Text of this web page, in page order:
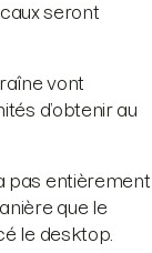
seront
vont
d’obtenir au
pas entièrement
que le
le desktop.